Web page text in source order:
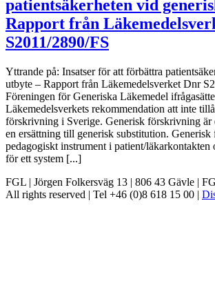
patientsäkerheten vid
Rapport från
S2011/2890/FS
Yttrande på: Insatser för att förbättra
utbyte – Rapport från Läkemedelsverket Dnr
Föreningen för Generiska Läkemedel
Läkemedelsverkets rekommendation att inte
förskrivning i Sverige. Generisk förskrivning är
en ersättning till generisk substitution.
pedagogiskt instrument i patient/läkarkontakten
för ett system [...]
FGL | Jörgen Folkersväg 13 | 806 43 Gävle |
All rights reserved | Tel +46 (0)8 618 15 00 |